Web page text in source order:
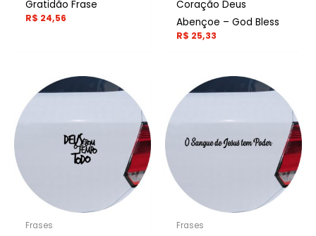
Gratidão Frase
R$ 24,56
Coração Deus
Abençoe – God Bless
R$ 25,33
Frases Frases